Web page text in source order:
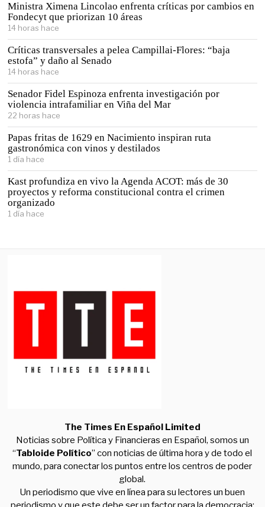
Ministra Ximena Lincolao enfrenta críticas por cambios en
Fondecyt que priorizan 10 áreas
14 horas hace
Críticas transversales a pelea Campillai-Flores: “baja
estofa” y daño al Senado
14 horas hace
Senador Fidel Espinoza enfrenta investigación por
violencia intrafamiliar en Viña del Mar
22 horas hace
Papas fritas de 1629 en Nacimiento inspiran ruta
gastronómica con vinos y destilados
1 día hace
Kast profundiza en vivo la Agenda ACOT: más de 30
proyectos y reforma constitucional contra el crimen
organizado
1 día hace
The Times En Español Limited
Noticias sobre Política y Financieras en Español, somos un
“Tabloide Político” con noticias de última hora y de todo el
mundo, para conectar los puntos entre los centros de poder
global.
Un periodismo que vive en línea para su lectores un buen